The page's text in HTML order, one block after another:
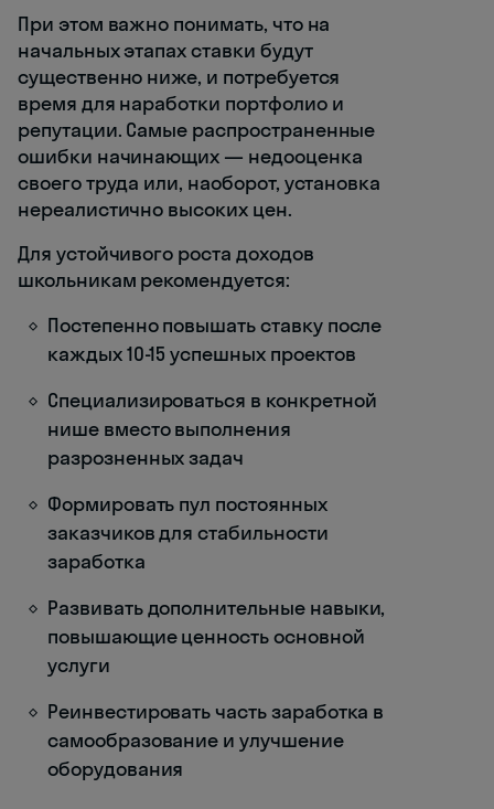
При этом важно понимать, что на
начальных этапах ставки будут
существенно ниже, и потребуется
время для наработки портфолио и
репутации. Самые распространенные
ошибки начинающих — недооценка
своего труда или, наоборот, установка
нереалистично высоких цен.
Для устойчивого роста доходов
школьникам рекомендуется:
Постепенно повышать ставку после
каждых 10-15 успешных проектов
Специализироваться в конкретной
нише вместо выполнения
разрозненных задач
Формировать пул постоянных
заказчиков для стабильности
заработка
Развивать дополнительные навыки,
повышающие ценность основной
услуги
Реинвестировать часть заработка в
самообразование и улучшение
оборудования